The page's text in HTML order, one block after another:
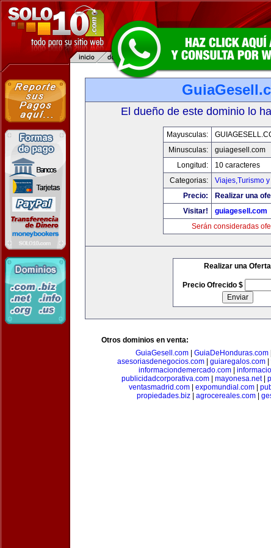
El dueño de este dominio lo
Mayusculas:
Minusculas:
guiagesell.com
Longitud:
10 caracteres
Categorias:
Viajes,Turismo
Precio:
Realizar una
Visitar!
guiagesell.com
Serán consideradas
Realizar una Oferta
Precio Ofrecido $
Otros dominios en venta:
GuiaGesell.com
GuiaDeHonduras.com
asesoriasdenegocios.com
guiaregalos.com
informaciondemercado.com|
publicidadcorporativa.com
mayonesa.net|
ventasmadrid.com
expomundial.com
propiedades.biz| agrocereales.com|